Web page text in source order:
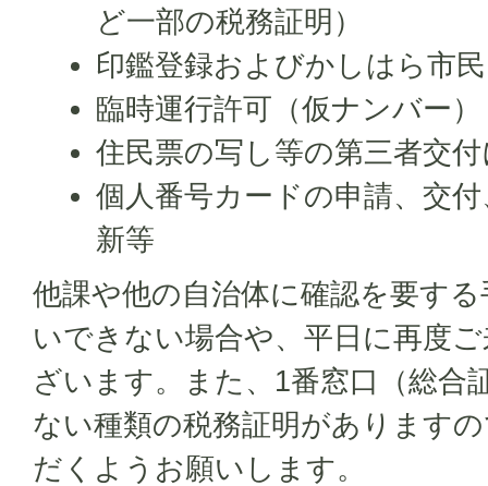
ど一部の税務証明）
印鑑登録およびかしはら市
臨時運行許可（仮ナンバー）
住民票の写し等の第三者交
個人番号カードの申請、交
新等
他課や他の自治体に確認を要す
いできない場合や、平日に再度
ざいます。また、1番窓口（総合
ない種類の税務証明があります
だくようお願いします。